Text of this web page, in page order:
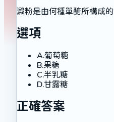
澱粉是由何種單醣所構成的
選項
A.葡萄糖
B.果糖
C.半乳糖
D.甘露糖
正確答案